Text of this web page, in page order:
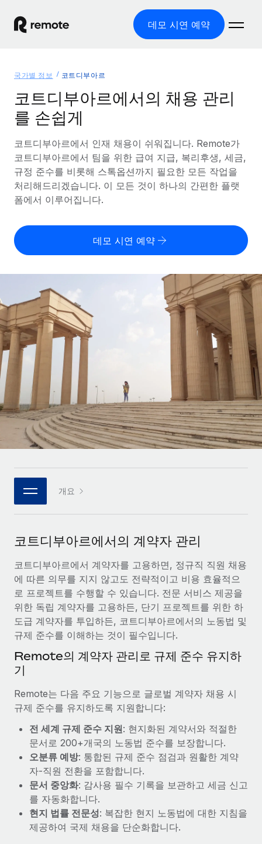
데모 시연 예약
글로벌 고용
글로벌 급여
규정을 준수하며 급여 지급을 손쉽게 처리
기록상 고용주(EOR)
법인 설립 비용 없이 전 세계로 사업을 확장
PEO
복잡한 고용 업무를 아웃소싱
인프라
Remote 통합
HR을 워크플로에 매끄럽게 통합
플랫폼
팀을 위한 통합된 핵심 HR 기능
연결 새로운
통합
핵심 비즈니스 도구로 프로세스를 간소화
전문가 상담
글로벌 인사 및 규정 준수 업무 처리에 전문가 지원 제공
신원 조사
채용 후보자 심사 프로세스 간소화
Compliance Watchtower
법인 설립
법인 설립을 빠르고 준법적으로 지원
글로벌 인재 이동 및 전근
직원 해외 이전을 간편하게 처리
복리후생
손쉬운 직원 복리후생 관리
솔루션
글로벌 서비스 제공
국가별 정보
국가별 글로벌 채용 지원 알아보기
미국 주별 정보
Remote와 다른 솔루션 비교
다른 업체들과 비교해보기
성장 단계
스타트업
성장하는 기업을 위한 민첩한 글로벌 HR 및 급여 솔루션
중견기업
맞춤형 HR 솔루션으로 팀 확장
엔터프라이즈
대기업을 위한 글로벌 HR
REMOTE 파트너 되기
플랫폼에 글로벌 HR을 유연하게 통합
Remote와의 파트너십 기회 탐색
Remote Build 곧 제공 예정
사례 연구
리소스
도구 및 계산기
오분류 리스크 평가 도구
국가별 총 인건비 계산
글로벌 계약직을 위한 통화 옵션과 지급 소요 시간 확인
REMOTE와 함께 배우기
리서치 및 가이드
사례 연구
HR 용어집
체크리스트 및 템플릿
직무 설명 라이브러리
이벤트
급여 및 인재 인사이트
지원받기
모든 리소스 보기
글로벌 급여
계약자 관리
세금
블로그 둘러보기
블로그
Remote 제품 관련 소식: Gusto 및 Xero와의 통합과
요금
한국어
English
Nederlands
Français
Deutsch
Español
Italiano
Português (Portugal)
한국어
국가별 정보 코트디부아르
코트디부아르에서의 채용 관리
를 손쉽게
코트디부아르에서 인재 채용이 쉬워집니다. Remote가
코트디부아르에서 팀을 위한 급여 지급, 복리후생, 세금,
규정 준수를 비롯해 스톡옵션까지 필요한 모든 작업을
처리해드리겠습니다. 이 모든 것이 하나의 간편한 플랫
폼에서 이루어집니다.
데모 시연 예약
개요
코트디부아르에서의 계약자 관리
코트디부아르에서 계약자를 고용하면, 정규직 직원 채용
에 따른 의무를 지지 않고도 전략적이고 비용 효율적으
로 프로젝트를 수행할 수 있습니다. 전문 서비스 제공을
위한 독립 계약자를 고용하든, 단기 프로젝트를 위한 하
도급 계약자를 투입하든, 코트디부아르에서의 노동법 및
규제 준수를 이해하는 것이 필수입니다.
Remote의 계약자 관리로 규제 준수 유지하
기
Remote는 다음 주요 기능으로 글로벌 계약자 채용 시
규제 준수를 유지하도록 지원합니다:
전 세계 규제 준수 지원: 현지화된 계약서와 적절한
문서로 200+개국의 노동법 준수를 보장합니다.
오분류 예방: 통합된 규제 준수 점검과 원활한 계약
자-직원 전환을 포함합니다.
문서 중앙화: 감사용 필수 기록을 보관하고 세금 신고
를 자동화합니다.
현지 법률 전문성: 복잡한 현지 노동법에 대한 지침을
제공하여 국제 채용을 단순화합니다.